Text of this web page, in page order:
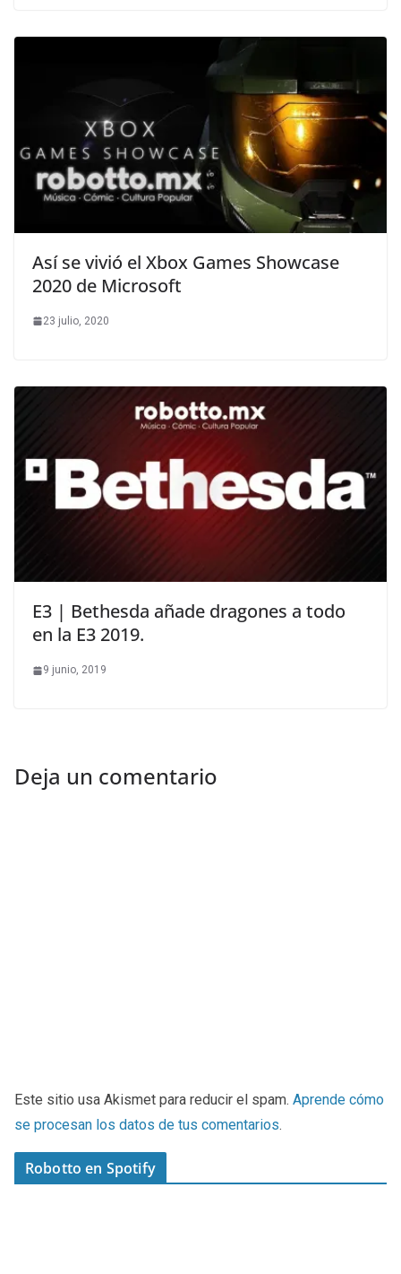
Así se vivió el Xbox Games Showcase
2020 de Microsoft
23 julio, 2020
E3 | Bethesda añade dragones a todo
en la E3 2019.
9 junio, 2019
Deja un comentario
Este sitio usa Akismet para reducir el spam. Aprende cómo
se procesan los datos de tus comentarios.
Robotto en Spotify